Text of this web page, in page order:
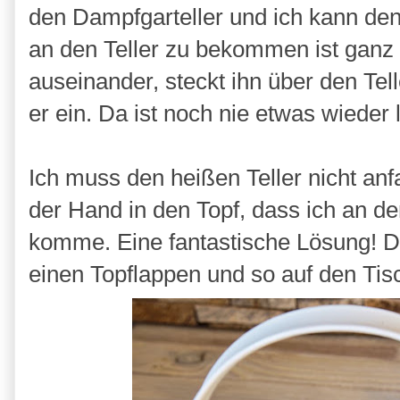
den Dampfgarteller und ich kann
an den Teller zu bekommen ist
auseinander, steckt ihn über den
er ein. Da ist noch nie etwas wieder
Ich muss den heißen Teller nicht
der Hand in den Topf, dass ich an
komme. Eine fantastische Lösung!
einen Topflappen und so auf den